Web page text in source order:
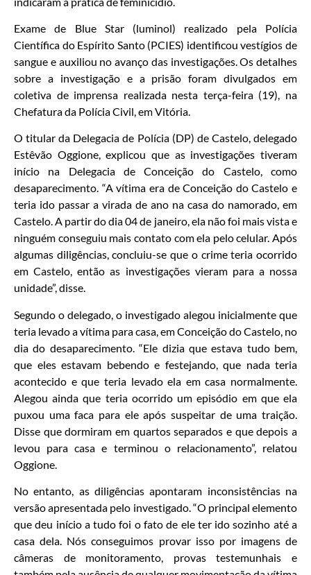
Exame de Blue Star (luminol) realizado pela Polícia
Científica do Espírito Santo (PCIES) identificou vestígios de
sangue e auxiliou no avanço das investigações. Os detalhes
sobre a investigação e a prisão foram divulgados em
coletiva de imprensa realizada nesta terça-feira (19), na
Chefatura da Polícia Civil, em Vitória.
O titular da Delegacia de Polícia (DP) de Castelo, delegado
Estêvão Oggione, explicou que as investigações tiveram
início na Delegacia de Conceição do Castelo, como
desaparecimento. “A vítima era de Conceição do Castelo e
teria ido passar a virada de ano na casa do namorado, em
Castelo. A partir do dia 04 de janeiro, ela não foi mais vista e
ninguém conseguiu mais contato com ela pelo celular. Após
algumas diligências, concluiu-se que o crime teria ocorrido
em Castelo, então as investigações vieram para a nossa
unidade”, disse.
Segundo o delegado, o investigado alegou inicialmente que
teria levado a vítima para casa, em Conceição do Castelo, no
dia do desaparecimento. “Ele dizia que estava tudo bem,
que eles estavam bebendo e festejando, que nada teria
acontecido e que teria levado ela em casa normalmente.
Alegou ainda que teria ocorrido um episódio em que ela
puxou uma faca para ele após suspeitar de uma traição.
Disse que dormiram em quartos separados e que depois a
levou para casa e terminou o relacionamento”, relatou
Oggione.
No entanto, as diligências apontaram inconsistências na
versão apresentada pelo investigado. “O principal elemento
que deu início a tudo foi o fato de ele ter ido sozinho até a
casa dela. Nós conseguimos provar isso por imagens de
câmeras de monitoramento, provas testemunhais e